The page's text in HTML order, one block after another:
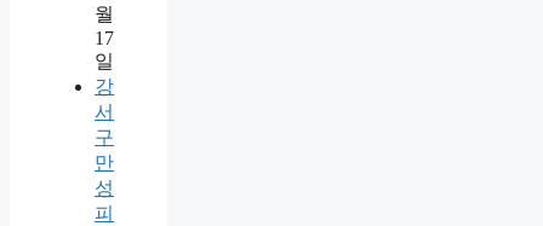
월
17
일
강
서
구
만
성
피